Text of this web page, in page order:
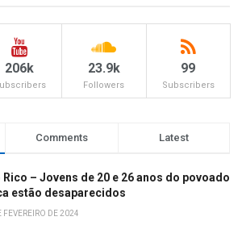
206k 23.9k
Followers
99
Subscribers
Comments Latest
Rico – Jovens de 20 e 26 anos do povoado
estão desaparecidos
FEVEREIRO DE 2024